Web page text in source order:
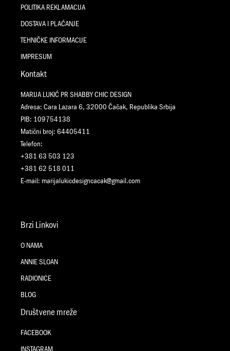
POLITIKA REKLAMACIJA
DOSTAVA I PLAĆANJE
TEHNIČKE INFORMACIJE
IMPRESUM
Kontakt
MARIJA LUKIĆ PR SHABBY CHIC DESIGN
Adresa: Cara Lazara 6, 32000 Čačak, Republika Srbija
PIB: 109754138
Matični broj: 64405411
Telefon:
+381 63 503 123
+381 62 518 011
E-mail: marijalukicdesigncacak@gmail.com
Brzi Linkovi
O NAMA
ANNIE SLOAN
RADIONICE
BLOG
Društvene mreže
FACEBOOK
INSTAGRAM